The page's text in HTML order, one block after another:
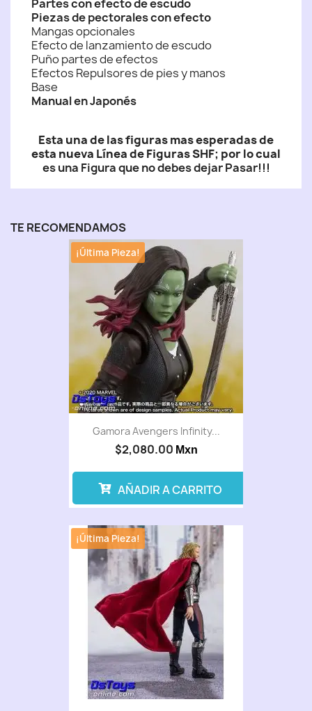
Partes con efecto de escudo
Piezas de pectorales con efecto
Mangas opcionales
Efecto de lanzamiento de escudo
Puño partes de efectos
Efectos Repulsores de pies y manos
Base
Manual en Japonés
Esta una de las figuras mas esperadas de
esta nueva Línea de Figuras SHF; por lo cual
es una Figura que no debes dejar Pasar!!!
TE RECOMENDAMOS
Gamora Avengers Infinity...
$2,080.00 Mxn
¡Última Pieza!
AÑADIR A CARRITO
¡Última Pieza!